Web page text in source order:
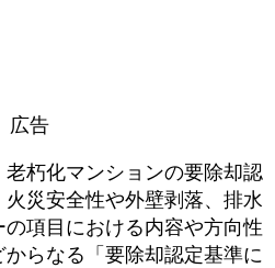
広告
老朽化マンションの要除却認
災安全性や外壁剥落、排水
項目における内容や方向性
らなる「要除却認定基準に